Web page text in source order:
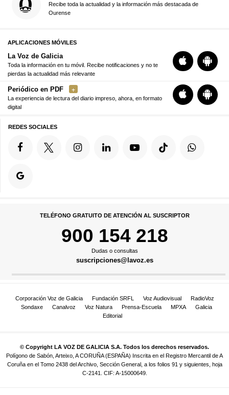
Recibe toda la actualidad y la información más destacada de
Ourense
APLICACIONES MÓVILES
La Voz de Galicia
Toda la información en tu móvil. Recibe notificaciones y no te
pierdas la actualidad más relevante
Periódico en PDF
La experiencia de lectura del diario impreso, ahora, en formato
digital
REDES SOCIALES
TELÉFONO GRATUITO DE ATENCIÓN AL SUSCRIPTOR
900 154 218
Dudas o consultas
suscripciones@lavoz.es
Corporación Voz de Galicia Fundación SRFL Voz Audiovisual
RadioVoz
Sondaxe
Canalvoz Voz Natura Prensa-Escuela MPXA
Galicia
Editorial
© Copyright LA VOZ DE GALICIA S.A. Todos los derechos reservados.
Polígono de Sabón, Arteixo, A CORUÑA (ESPAÑA) Inscrita en el Registro Mercantil de A
Coruña en el Tomo 2438 del Archivo, Sección General, a los folios 91 y siguientes, hoja
C-2141. CIF: A-15000649.